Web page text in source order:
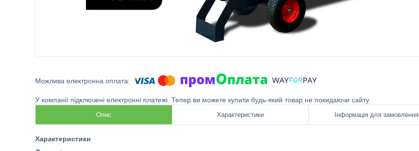
У компанії підключені електронні платежі. Тепер ви можете купити будь-який товар не покидаючи сайту.
Опис Характеристики Інформація для замовлення
Характеристики